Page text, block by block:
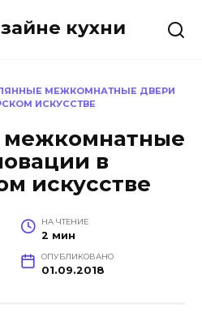
кухни
МЕЖКОМНАТНЫЕ ДВЕРИ
ИСКУССТВЕ
межкомнатные
в
искусстве
НА ЧТЕНИЕ
2 мин
ОПУБЛИКОВАНО
01.09.2018